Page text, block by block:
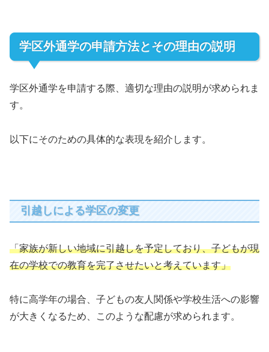
学区外通学の申請方法とその理由の説明
学区外通学を申請する際、適切な理由の説明が求められま
す。
以下にそのための具体的な表現を紹介します。
引越しによる学区の変更
「家族が新しい地域に引越しを予定しており、子どもが現
在の学校での教育を完了させたいと考えています」
特に高学年の場合、子どもの友人関係や学校生活への影響
が大きくなるため、このような配慮が求められます。